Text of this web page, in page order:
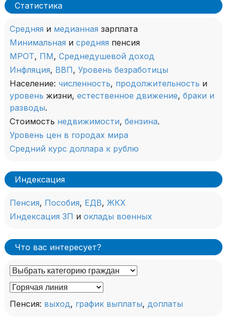
Статистика
Средняя и медианная зарплата
Минимальная и средняя пенсия
МРОТ, ПМ, Среднедушевой доход
Инфляция, ВВП, Уровень безработицы
Население: численность, продолжительность и
уровень жизни, естественное движение, браки и
разводы.
Стоимость недвижимости, бензина.
Уровень цен в городах мира
Средний курс доллара к рублю
Индексация
Пенсия, Пособия, ЕДВ, ЖКХ
Индексация ЗП и оклады военных
Что вас интересует?
Пенсия: выход, график выплаты, доплаты